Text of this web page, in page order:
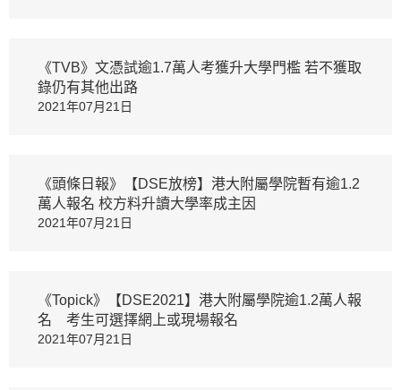
《TVB》文憑試逾1.7萬人考獲升大學門檻 若不獲取
錄仍有其他出路
2021年07月21日
《頭條日報》【DSE放榜】港大附屬學院暫有逾1.2
萬人報名 校方料升讀大學率成主因
2021年07月21日
《Topick》【DSE2021】港大附屬學院逾1.2萬人報
名 考生可選擇網上或現場報名
2021年07月21日